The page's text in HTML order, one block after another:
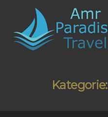
Kategorie: